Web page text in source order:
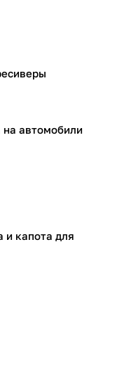
на автомобили
и капота для